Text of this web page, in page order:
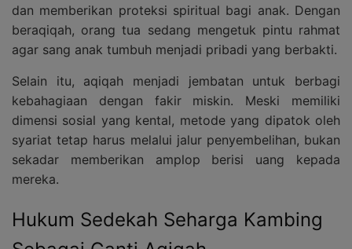
dan memberikan proteksi spiritual bagi anak. Dengan
beraqiqah, orang tua sedang mengetuk pintu rahmat
agar sang anak tumbuh menjadi pribadi yang berbakti.
Selain itu, aqiqah menjadi jembatan untuk berbagi
kebahagiaan dengan fakir miskin. Meski memiliki
dimensi sosial yang kental, metode yang dipatok oleh
syariat tetap harus melalui jalur penyembelihan, bukan
sekadar memberikan amplop berisi uang kepada
mereka.
Hukum Sedekah Seharga Kambing